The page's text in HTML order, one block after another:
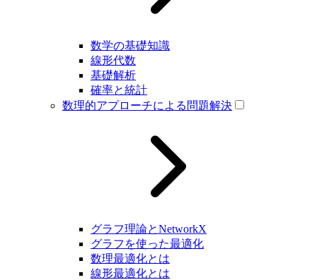
数学の基礎知識
線形代数
基礎解析
確率と統計
数理的アプローチによる問題解決
グラフ理論とNetworkX
グラフを使った最適化
数理最適化とは
線形最適化とは